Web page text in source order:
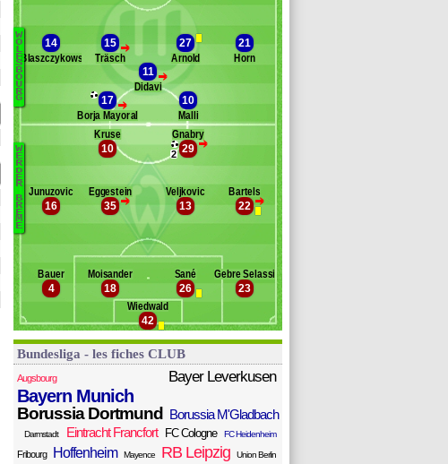
Banc des remplaçants Wolfsbourg
Casteels
Bruma
Vieirinha
Gerhardt
Ntep
W
O
L
F
S
B
O
U
R
G
Banc des remplaçants Werder Breme
García
Caldirola
Grillitsch
Jóhannsson
Pizarro
W
E
R
D
E
R
B
R
E
M
E
14
Blaszczykowski
>
15
Träsch
27
Arnold
21
Horn
>
11
Didavi
>
17
Borja Mayoral
10
Malli
42
Wiedwald
23
Gebre Selassie
26
Sané
18
Moisander
4
Bauer
>
22
Bartels
13
Veljkovic
>
35
Eggestein
16
Junuzovic
2
>
29
Gnabry
10
Kruse
Bundesliga - les fiches CLUB
Augsbourg Bayer Leverkusen
Bayern Munich
Borussia Dortmund Borussia M'Gladbach
Darmstadt Eintracht Francfort FC Cologne FC Heidenheim
Fribourg Hoffenheim Mayence RB Leipzig Union Berlin